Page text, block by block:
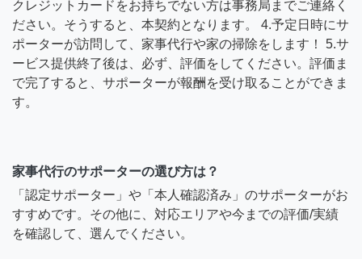
クレジットカードをお持ちでない方は事務局までご連絡く
ださい。そうすると、本契約となります。 4.予定日時にサ
ポーターが訪問して、家事代行や家の掃除をします！ 5.サ
ービス提供終了後は、必ず、評価をしてください。評価ま
で完了すると、サポーターが報酬を受け取ることができま
す。
家事代行のサポーターの選び方は？
「認定サポーター」や「本人確認済み」のサポーターがお
すすめです。その他に、対応エリアや今までの評価/実績
を確認して、選んでください。